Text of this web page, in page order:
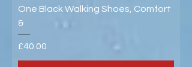
One Black Walking Shoes, Comfort
&
가격
£40.00